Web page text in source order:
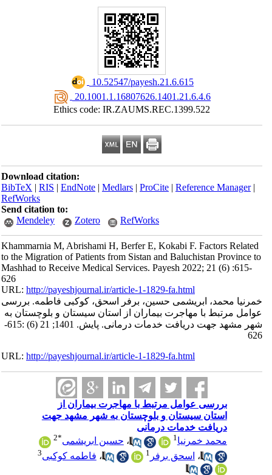
‎ 10.52547/payesh.21.6.615
‎ 20.1001.1.16807626.1401.21.6.4.6
Ethics code: IR.ZAUMS.REC.1399.522
Download citation:
BibTeX|RIS|EndNote|Medlars|ProCite|Reference Manager
RefWorks
Send citation to:
Mendeley
Zotero RefWorks
Khammarnia M, Abrishami H, Berfer E, Kokabi F. Factors Related
to the Migration of Patients from Sistan and Baluchistan Province to
Mashhad to Receive Medical Services. Payesh 2022; 21 (6) :615-
626
URL:http://payeshjournal.ir/article-1-1829-fa.html
خمرنیا محمد، ابریشمی حسین، برفر اسحق، کوکبی فاطمه. بررسی
عوامل مرتبط با مهاجرت بیماران از استان سیستان و بلوچستان به
شهر مشهد جهت دریافت خدمات درمانی. پایش. 1401; 21 (6) :615-
626
URL:http://payeshjournal.ir/article-1-1829-fa.html
بررسی عوامل مرتبط با مهاجرت بیماران از
استان سیستان و بلوچستان به شهر مشهد جهت
دریافت خدمات درمانی
محمد خمرنیا1 ،حسین ابریشمی 2
،اسحق برفر1 ،فاطمه کوکبی